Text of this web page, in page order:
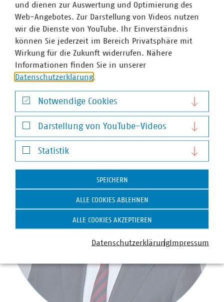
NRW vorgelegt. Diese finden Sie
hierzum Download.
Die Aktualisierungen waren aufgrund diverser
Rechtsänderungen und Neuregelungen erforderlich
geworden.
Ansprechpartner
und dienen zur Auswertung und Optimierung des
Web-Angebotes. Zur Darstellung von Videos nutzen
wir die Dienste von YouTube. Ihr Einverständnis
können Sie jederzeit im Bereich Privatsphäre mit
Wirkung für die Zukunft widerrufen. Nähere
Informationen finden Sie in unserer
Datenschutzerklärung.
Notwendige Cookies
Notwendige Cookies
Darstellung von YouTube-Videos
Darstellung von YouTube-Videos
Statistik
Statistik
SPEICHERN
ALLE COOKIES ABLEHNEN
ALLE COOKIES AKZEPTIEREN
DatenschutzerklärungImpressum